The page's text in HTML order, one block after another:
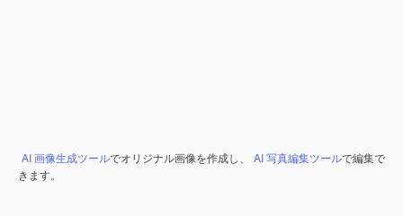
AI 画像生成ツールでオリジナル画像を作成し、 AI 写真編集ツールで編集で
きます。